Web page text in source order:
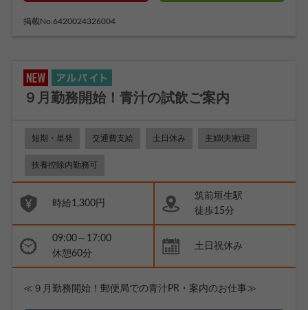
掲載No.6420024326004
９月勤務開始！青汁の試飲ご案内
短期・単発 交通費支給 土日休み 主婦(夫)歓迎
扶養控除内勤務可
時給1,300円
筑前垣生駅
徒歩15分
09:00～17:00
休憩60分
土日祝休み
≪９月勤務開始！郵便局での青汁PR・案内のお仕事≫